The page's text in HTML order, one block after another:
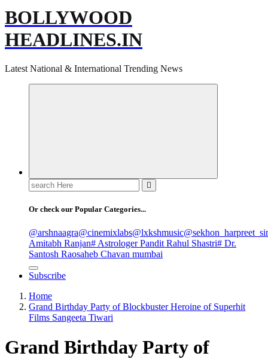
BOLLYWOOD
HEADLINES.IN
Latest National & International Trending News
Search
for:
Or check our Popular Categories...
@arshnaagra@cinemixlabs@lxkshmusic
Amitabh Ranjan# Astrologer Pandit Rahul Shastri# Dr.
Santosh Raosaheb Chavan mumbai
Subscribe
Home
Grand Birthday Party of Blockbuster Heroine of Superhit
Films Sangeeta Tiwari
Grand Birthday Party of